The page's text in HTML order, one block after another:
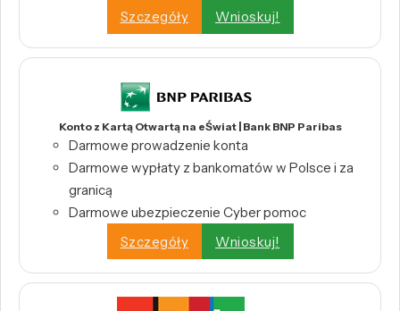
Szczegóły
Wnioskuj!
Konto z Kartą Otwartą na eŚwiat | Bank BNP Paribas
Darmowe prowadzenie konta
Darmowe wypłaty z bankomatów w Polsce i za
granicą
Darmowe ubezpieczenie Cyber pomoc
Szczegóły
Wnioskuj!